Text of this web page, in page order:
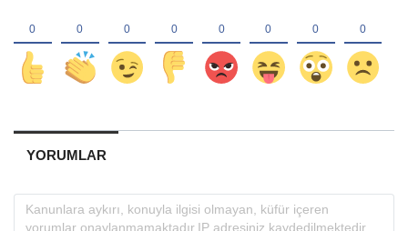
YORUMLAR